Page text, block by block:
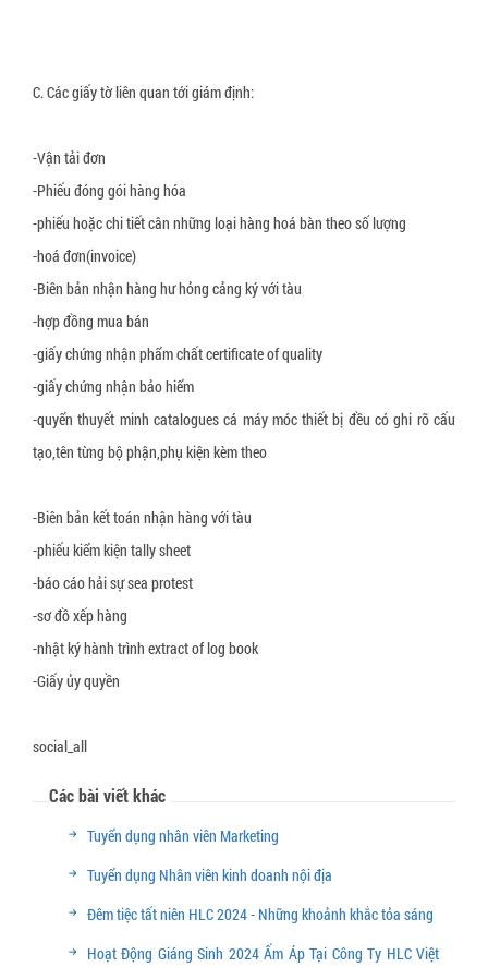
C. Các giấy tờ liên quan tới giám định:
-Vận tải đơn
-Phiếu đóng gói hàng hóa
-phiếu hoặc chi tiết cân những loại hàng hoá bàn theo số lượng
-hoá đơn(invoice)
-Biên bản nhận hàng hư hỏng cảng ký với tàu
-hợp đồng mua bán
-giấy chứng nhận phẩm chất certificate of quality
-giấy chứng nhận bảo hiểm
-quyển thuyết minh catalogues cá máy móc thiết bị đều có ghi rõ cấu
tạo,tên từng bộ phận,phụ kiện kèm theo
-Biên bản kết toán nhận hàng với tàu
-phiếu kiểm kiện tally sheet
-báo cáo hải sự sea protest
-sơ đồ xếp hàng
-nhật ký hành trình extract of log book
-Giấy ủy quyền
social_all
Các bài viết khác
Tuyển dụng nhân viên Marketing
Tuyển dụng Nhân viên kinh doanh nội địa
Đêm tiệc tất niên HLC 2024 - Những khoảnh khắc tỏa sáng
Hoạt Động Giáng Sinh 2024 Ấm Áp Tại Công Ty HLC Việt